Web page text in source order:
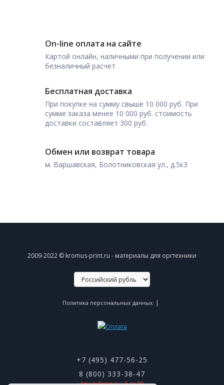
On-line оплата на сайте
Картой онлайн, наличными при получении или
безналичный расчет
Бесплатная доставка
При покупке на сумму свыше 10 000 руб. При
сумме заказа менее 10 000 руб. стоимость
доставки составляет 300 руб.
Обмен или возврат товара
м. Варшавская, Болотниковская ул., д.5к3
2009-2022 © kromus-print.ru - материалы для оргтехники
Политика персональных данных |
+7 (495) 477-56-25
8 (800) 333-38-47
Звонок бесплатный по РФ